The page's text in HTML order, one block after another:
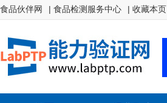
食品伙伴网 | 食品检测服务中心 | 收藏本页